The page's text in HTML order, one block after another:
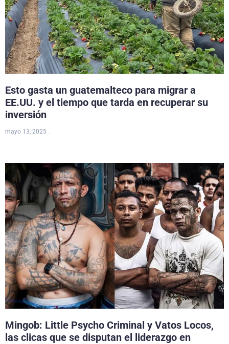
Esto gasta un guatemalteco para migrar a
EE.UU. y el tiempo que tarda en recuperar su
inversión
mayo 13, 2025
Mingob: Little Psycho Criminal y Vatos Locos,
las clicas que se disputan el liderazgo en